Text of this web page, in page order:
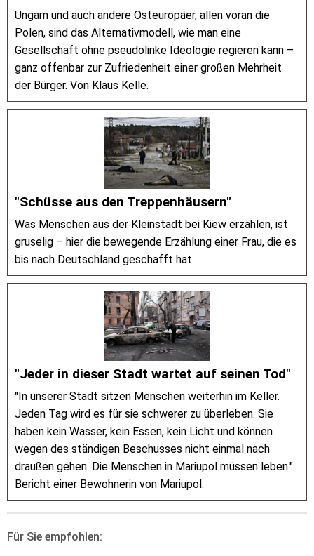
Ungarn und auch andere Osteuropäer, allen voran die
Polen, sind das Alternativmodell, wie man eine
Gesellschaft ohne pseudolinke Ideologie regieren kann –
ganz offenbar zur Zufriedenheit einer großen Mehrheit
der Bürger. Von Klaus Kelle.
"Schüsse aus den Treppenhäusern"
Was Menschen aus der Kleinstadt bei Kiew erzählen, ist
gruselig – hier die bewegende Erzählung einer Frau, die es
bis nach Deutschland geschafft hat.
"Jeder in dieser Stadt wartet auf seinen Tod"
"In unserer Stadt sitzen Menschen weiterhin im Keller.
Jeden Tag wird es für sie schwerer zu überleben. Sie
haben kein Wasser, kein Essen, kein Licht und können
wegen des ständigen Beschusses nicht einmal nach
draußen gehen. Die Menschen in Mariupol müssen leben."
Bericht einer Bewohnerin von Mariupol.
Für Sie empfohlen: